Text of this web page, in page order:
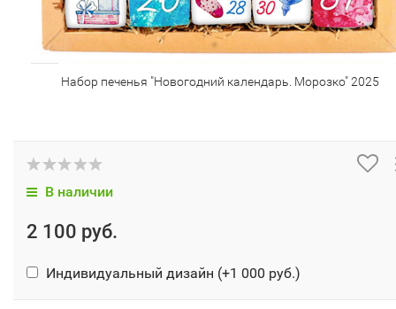
Набор печенья "Новогодний календарь. Морозко" 2025
В наличии
2 100 руб.
Индивидуальный дизайн (+1 000 руб.)